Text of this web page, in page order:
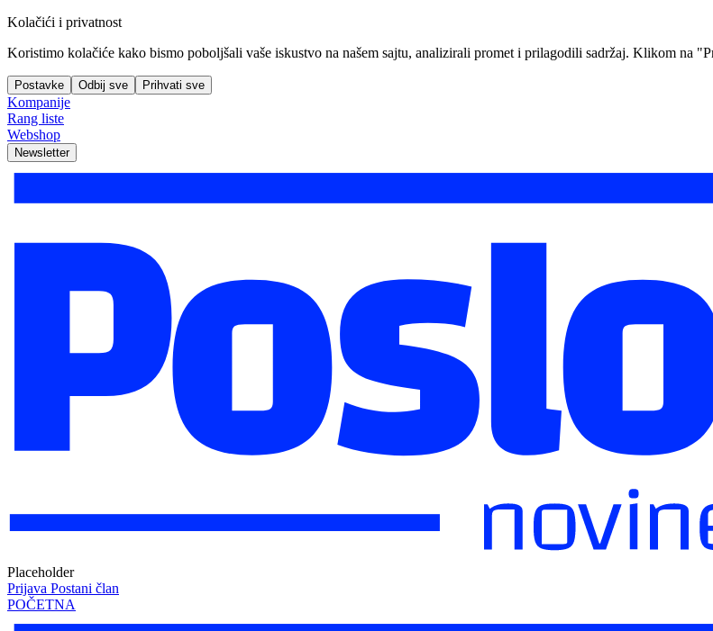
Kolačići i privatnost
Koristimo kolačiće kako bismo poboljšali vaše iskustvo na našem sajtu, analizirali promet i prilagodili sadržaj. Klikom na
Postavke Odbij sve Prihvati sve
Kompanije
Rang liste
Webshop
Newsletter
Placeholder
Prijava Postani član
POČETNA